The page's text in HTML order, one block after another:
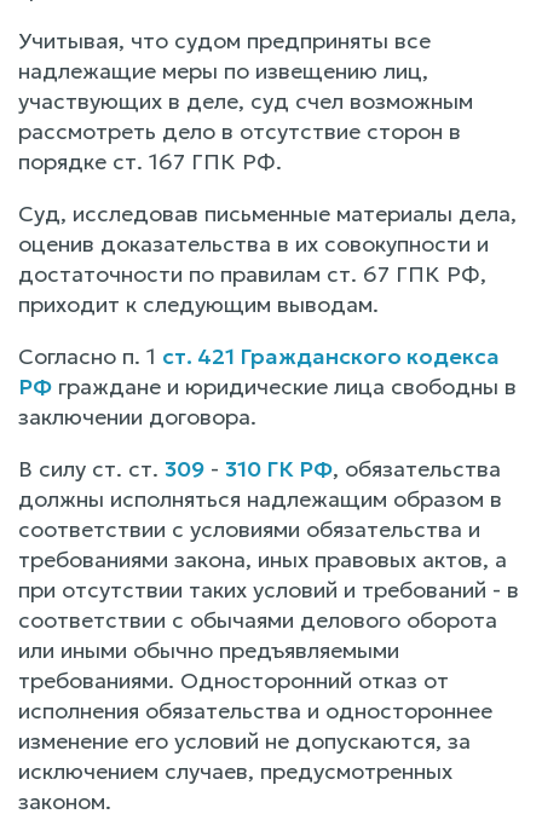
Учитывая, что судом предприняты все
надлежащие меры по извещению лиц,
участвующих в деле, суд счел возможным
рассмотреть дело в отсутствие сторон в
порядке ст. 167 ГПК РФ.
Суд, исследовав письменные материалы дела,
оценив доказательства в их совокупности и
достаточности по правилам ст. 67 ГПК РФ,
приходит к следующим выводам.
Согласно п. 1 ст. 421 Гражданского кодекса
РФ граждане и юридические лица свободны в
заключении договора.
В силу ст. ст. 309 - 310 ГК РФ, обязательства
должны исполняться надлежащим образом в
соответствии с условиями обязательства и
требованиями закона, иных правовых актов, а
при отсутствии таких условий и требований - в
соответствии с обычаями делового оборота
или иными обычно предъявляемыми
требованиями. Односторонний отказ от
исполнения обязательства и одностороннее
изменение его условий не допускаются, за
исключением случаев, предусмотренных
законом.